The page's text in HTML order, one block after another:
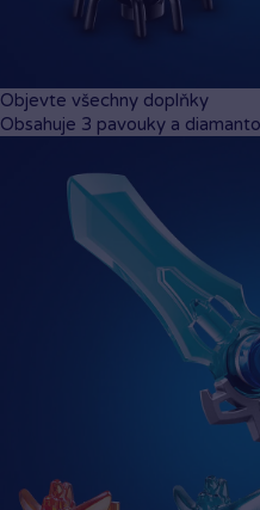
Objevte všechny doplňky
Obsahuje 3 pavouky a